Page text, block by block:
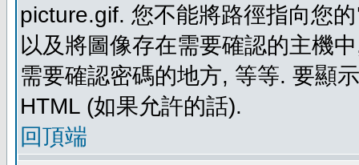
picture.gif. 您不能將路徑指向您
以及將圖像存在需要確認的主機
需要確認密碼的地方, 等等. 要顯
HTML (如果允許的話).
回頂端